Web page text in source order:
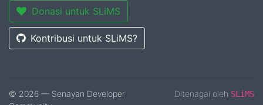
Donasi untuk SLiMS
Kontribusi untuk SLiMS?
© 2026 — Senayan Developer
Ditenagai oleh SLiMS